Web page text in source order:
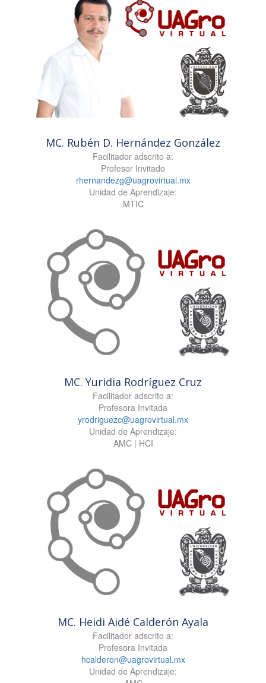
MC. Rubén D. Hernández González
Facilitador adscrito a:
Profesor Invitado
rhernandezg@uagrovirtual.mx
Unidad de Aprendizaje:
MTIC
MC. Yuridia Rodríguez Cruz
Facilitador adscrito a:
Profesora Invitada
yrodriguezc@uagrovirtual.mx
Unidad de Aprendizaje:
AMC | HCI
MC. Heidi Aidé Calderón Ayala
Facilitador adscrito a:
Profesora Invitada
hcalderon@uagrovirtual.mx
Unidad de Aprendizaje: